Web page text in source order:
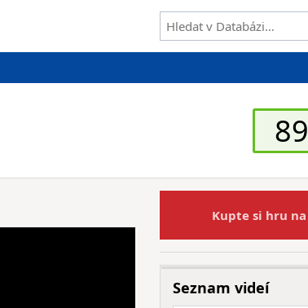
89
Kupte si hru na
Seznam videí